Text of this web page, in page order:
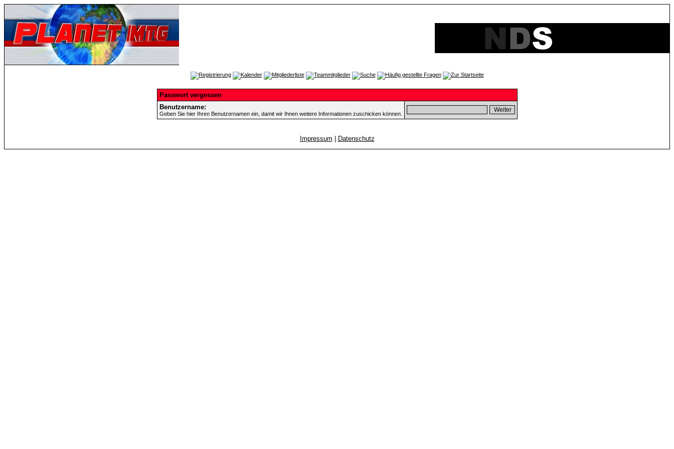
Passwort vergessen
Benutzername:
Geben Sie hier Ihren Benutzernamen ein, damit wir Ihnen weitere Informationen zuschicken können.
Impressum Datenschutz